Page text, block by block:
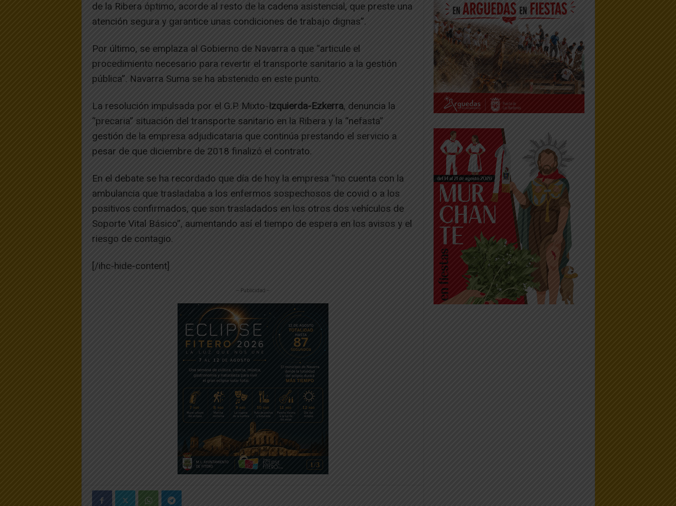
de la Ribera óptimo, acorde al resto de la cadena asistencial, que preste una
atención segura y garantice unas condiciones de trabajo dignas”.
Por último, se emplaza al Gobierno de Navarra a que “articule el
procedimiento necesario para revertir el transporte sanitario a la gestión
pública”. Navarra Suma se ha abstenido en este punto.
La resolución impulsada por el G.P. Mixto-Izquierda-Ezkerra, denuncia la
“precaria” situación del transporte sanitario en la Ribera y la “nefasta”
gestión de la empresa adjudicataria que continúa prestando el servicio a
pesar de que diciembre de 2018 finalizó el contrato.
En el debate se ha recordado que día de hoy la empresa “no cuenta con la
ambulancia que trasladaba a los enfermos sospechosos de covid o a los
positivos confirmados, que son trasladados en los otros dos vehículos de
Soporte Vital Básico”, aumentando así el tiempo de espera en los avisos y el
riesgo de contagio.
[/ihc-hide-content]
-- Publicidad --